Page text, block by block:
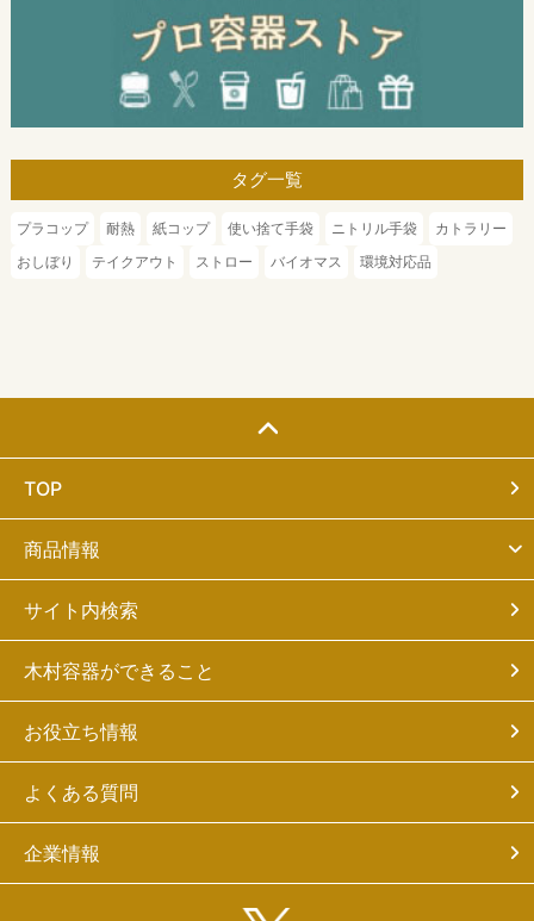
タグ一覧
プラコップ 耐熱 紙コップ 使い捨て手袋 ニトリル手袋
カトラリー
おしぼり
テイクアウト ストロー バイオマス 環境対応品
TOP
商品情報
サイト内検索
木村容器ができること
お役立ち情報
よくある質問
企業情報